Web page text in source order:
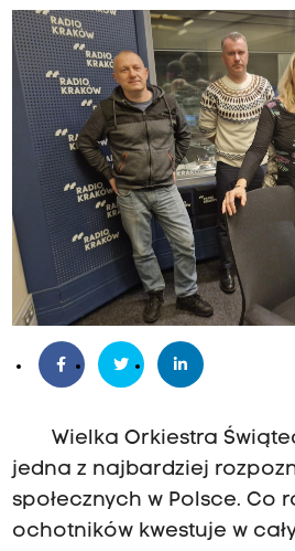
Wielka Orkiestra
jedna z najbardziej
społecznych w Polsce. Co
ochotników kwestuje w